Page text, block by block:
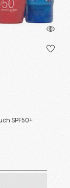
SPF50+